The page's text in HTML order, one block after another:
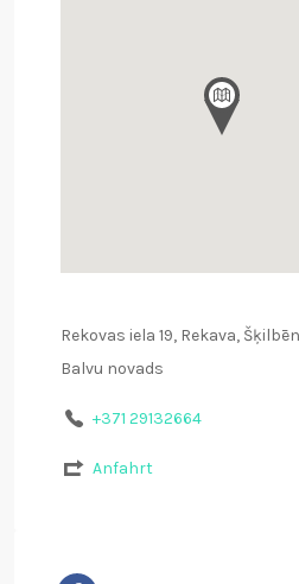
Rekovas iela 19, Rekava,
Balvu novads
+371 29132664
Anfahrt